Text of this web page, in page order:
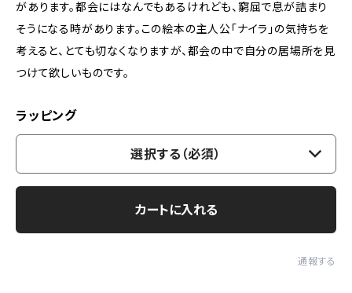
があります。都会にはなんでもあるけれども、窮屈で息が詰まり
そうになる時があります。この絵本の主人公「ナイラ」の気持ちを
考えると、とても切なくなりますが、都会の中で自分の居場所を見
つけて欲しいものです。
ラッピング
選択する（必須）
カートに入れる
通報する